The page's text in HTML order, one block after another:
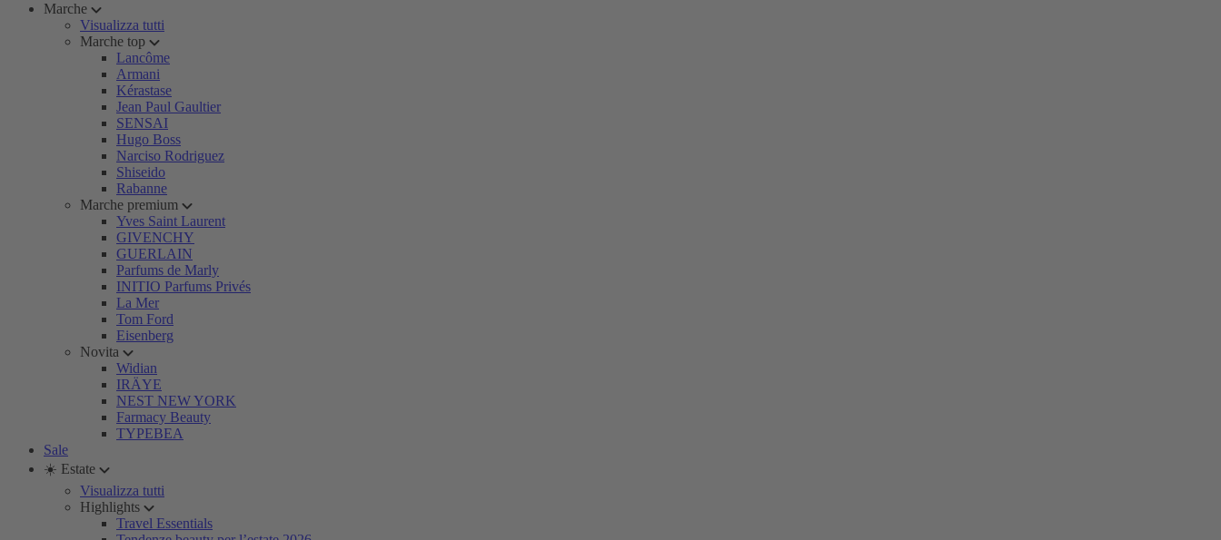
Marche
Visualizza tutti
Marche top
Lancôme
Armani
Kérastase
Jean Paul Gaultier
SENSAI
Hugo Boss
Narciso Rodriguez
Shiseido
Rabanne
Marche premium
Yves Saint Laurent
GIVENCHY
GUERLAIN
Parfums de Marly
INITIO Parfums Privés
La Mer
Tom Ford
Eisenberg
Novita
Widian
IRÄYE
NEST NEW YORK
Farmacy Beauty
TYPEBEA
Sale
☀️ Estate
Visualizza tutti
Highlights
Travel Essentials